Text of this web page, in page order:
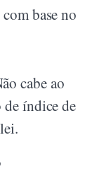
base no
cabe ao
índice de